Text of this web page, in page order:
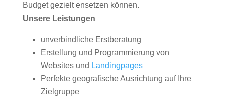
Budget gezielt ensetzen können.
Unsere Leistungen
unverbindliche Erstberatung
Erstellung und Programmierung von
Websites und Landingpages
Perfekte geografische Ausrichtung auf Ihre
Zielgruppe